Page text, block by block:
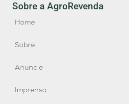
Sobre a AgroRevenda
Home
Sobre
Anuncie
Imprensa